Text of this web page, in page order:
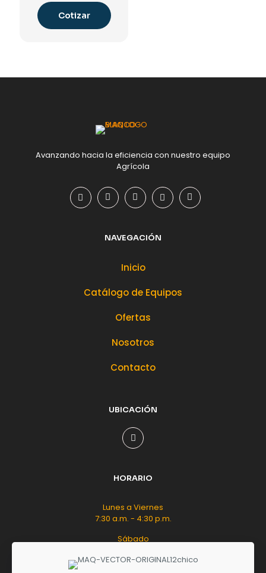
Cotizar
Avanzando hacia la eficiencia con nuestro equipo
Agrícola
NAVEGACIÓN
Inicio
Catálogo de Equipos
Ofertas
Nosotros
Contacto
UBICACIÓN
HORARIO
Lunes a Viernes
7:30 a.m. - 4:30 p.m.
Sábado